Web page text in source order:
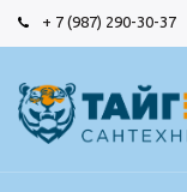
+ 7 (987) 290-30-37